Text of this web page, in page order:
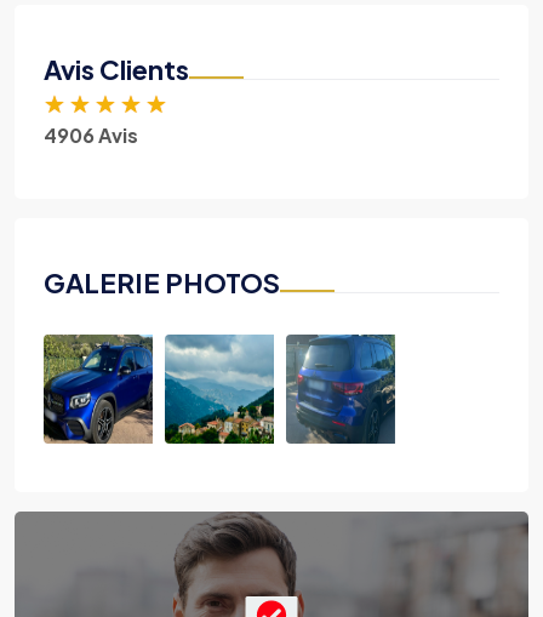
Avis Clients
★ ★ ★ ★ ★
4906 Avis
GALERIE PHOTOS